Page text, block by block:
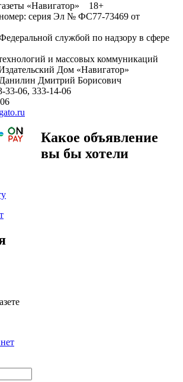
«Навигатор» 18+
серия Эл № ФС77-73469 от
службой по надзору в сфере
и массовых коммуникаций
Дом «Навигатор»
Дмитрий Борисович
33-06, 333-14-06
Какое объявление
вы бы хотели